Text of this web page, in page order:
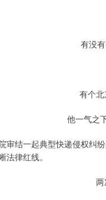
有没
有个
他一气之
审结一起典型快递侵权纠
律红线。